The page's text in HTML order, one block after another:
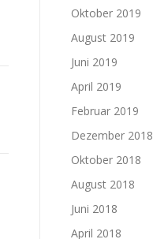
Oktober 2019
August 2019
Juni 2019
April 2019
Februar 2019
Dezember 2018
Oktober 2018
August 2018
Juni 2018
April 2018